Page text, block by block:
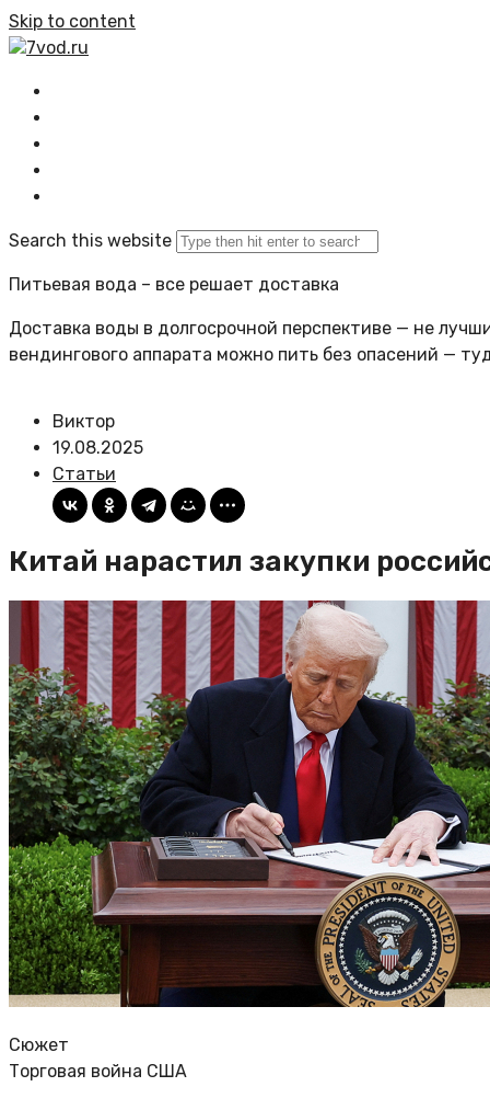
Skip to content
7vod.ru
Search this website
Питьевая вода – все решает доставка
Доставка воды в долгосрочной перспективе — не
вендингового аппарата можно пить без опасений —
Виктор
19.08.2025
Статьи
Китай нарастил закупки
Сюжет
Торговая война США